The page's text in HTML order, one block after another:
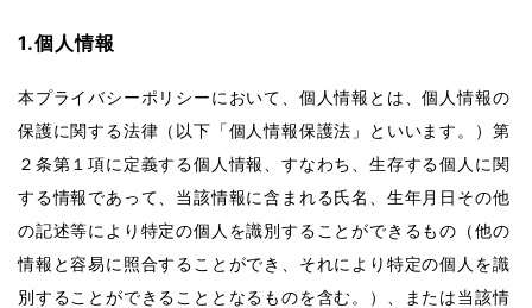
1.個人情報
本プライバシーポリシーにおいて、個人情報とは、個人情報の
保護に関する法律（以下「個人情報保護法」といいます。）第
２条第１項に定義する個人情報、すなわち、生存する個人に関
する情報であって、当該情報に含まれる氏名、生年月日その他
の記述等により特定の個人を識別することができるもの（他の
情報と容易に照合することができ、それにより特定の個人を識
別することができることとなるものを含む。）、または当該情